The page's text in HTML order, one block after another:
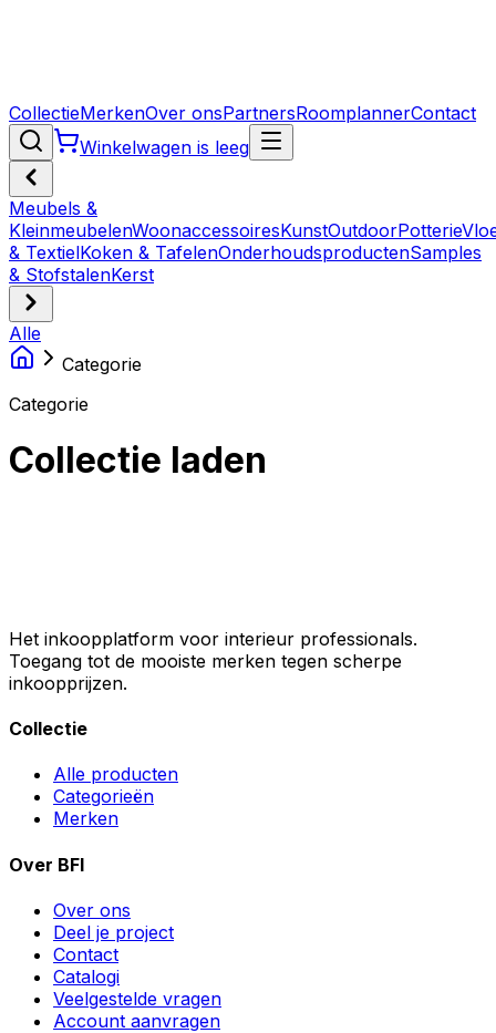
CollectieMerkenOver onsPartnersRoomplannerContact
Winkelwagen is leeg
Meubels &
KleinmeubelenWoonaccessoiresKunstOutdoorPotterie
& TextielKoken & TafelenOnderhoudsproductenSamples
& StofstalenKerst
Alle
Categorie
Categorie
Collectie laden
Het inkoopplatform voor interieur professionals.
Toegang tot de mooiste merken tegen scherpe
inkoopprijzen.
Collectie
Alle producten
Categorieën
Merken
Over BFI
Over ons
Deel je project
Contact
Catalogi
Veelgestelde vragen
Account aanvragen